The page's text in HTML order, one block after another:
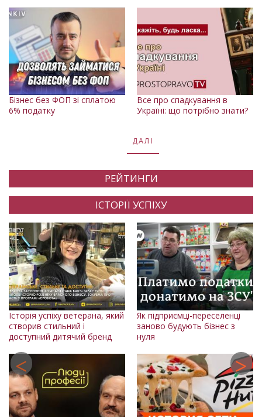
Бізнес без ФОП зі сплатою
6% податку
Все про спадкування в
Україні: що потрібно знати?
ДАЛІ
РЕЙТИНГИ
ІСТОРІЇ УСПІХУ
Історія успіху ветерана, який
створив стильний і
доступний дитячий бренд
Як підприємці-переселенці
заново будують бізнес з
нуля